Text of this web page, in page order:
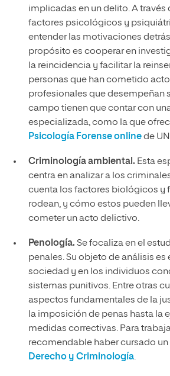
implicadas en un delito. A través
factores psicológicos y
entender las motivaciones
propósito es cooperar en
la reincidencia y facilitar la
personas que han cometido
profesionales que desempeñan
campo tienen que contar con
especializada, como la que
Psicología Forense onlinede
Criminología ambiental. Esta
centra en analizar a los
cuenta los factores biológicos y
rodean, y cómo estos pueden
cometer un acto delictivo.
Penología. Se focaliza en el
penales. Su objeto de análisis es
sociedad y en los individuos
sistemas punitivos. Entre otras
aspectos fundamentales de la
la imposición de penas hasta la
medidas correctivas. Para
recomendable haber cursado un
Derecho y Criminología.